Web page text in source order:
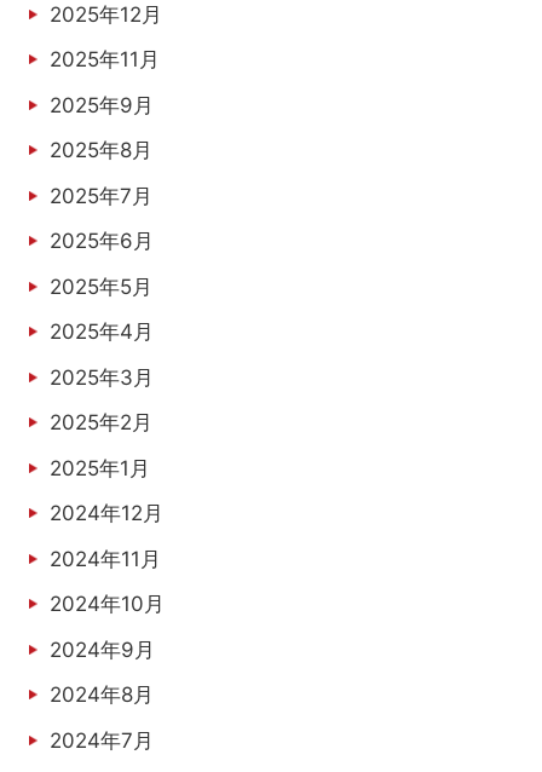
2025年12月
2025年11月
2025年9月
2025年8月
2025年7月
2025年6月
2025年5月
2025年4月
2025年3月
2025年2月
2025年1月
2024年12月
2024年11月
2024年10月
2024年9月
2024年8月
2024年7月